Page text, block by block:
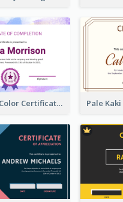
Pink Water Color Certificate Of Completion